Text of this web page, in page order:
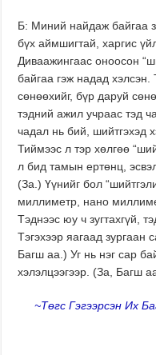
Б: Миний найдаж байгаа
бүх аймшигтай, харгис
Диваажингаас оноосон
байгаа гэж надад хэлсэн.
сөнөөхийг, бүр даруй
тэдний ажил учраас тэд
чадал нь бий, шийтгэхэд
Тиймээс л тэр хөлгөө
л бид тамын ертөнц,
(За.) Үүнийг бол
миллиметр, нано
Тэднээс юу ч зугтахгүй,
Тэгэхээр яагаад зургаан
Багш аа.) Уг нь нэг сар
хэлэлцээгээр. (За, Багш
~Төгс Гэгээрсэн Их